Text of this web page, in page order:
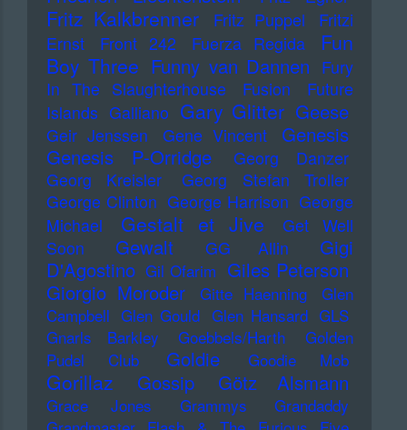
Fritz Kalkbrenner Fritz Puppel
Fritzi
Ernst
Front 242 Fuerza Regida
Fun
Boy Three Funny van Dannen Fury
In The Slaughterhouse
Fusion
Future
Islands Galliano Gary Glitter Geese
Geir Jenssen Gene Vincent
Genesis
Genesis P-Orridge
Georg Danzer
Georg Kreisler
Georg Stefan Troller
George Clinton George Harrison George
Michael
Gestalt et Jive
Get Well
Soon
Gewalt GG Allin
Gigi
D'Agostino Gil Ofarim Giles Peterson
Giorgio Moroder
Gitte Haenning
Glen
Campbell Glen Gould Glen Hansard GLS
Gnarls Barkley
Goebbels/Harth
Golden
Pudel Club
Goldie Goodie Mob
Gorillaz Gossip Götz Alsmann
Grace Jones Grammys
Grandaddy